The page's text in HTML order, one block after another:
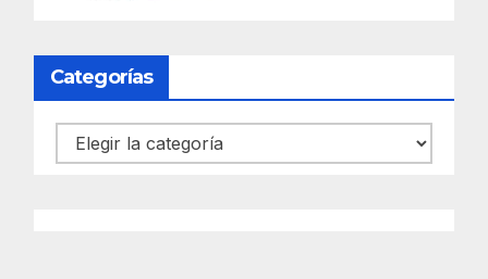
Categorías
Categorías